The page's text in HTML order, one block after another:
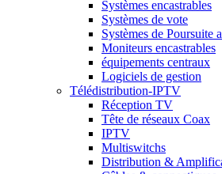
Systèmes encastrables
Systèmes de vote
Systèmes de Poursuite
Moniteurs encastrables
équipements centraux
Logiciels de gestion
Télédistribution-IPTV
Réception TV
Tête de réseaux Coax
IPTV
Multiswitchs
Distribution &